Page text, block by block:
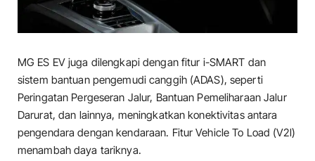
MG ES EV juga dilengkapi dengan fitur i-SMART dan
sistem bantuan pengemudi canggih (ADAS), seperti
Peringatan Pergeseran Jalur, Bantuan Pemeliharaan Jalur
Darurat, dan lainnya, meningkatkan konektivitas antara
pengendara dengan kendaraan. Fitur Vehicle To Load (V2l)
menambah daya tariknya.